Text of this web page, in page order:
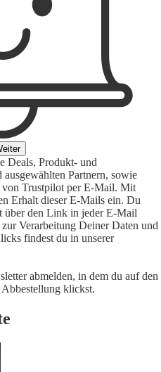
Deals, Produkt- und
Partnern, sowie
von Trustpilot per E-Mail. Mit
Erhalt dieser E-Mails ein. Du
über den Link in jeder E-Mail
Verarbeitung Deiner Daten und
findest du in unserer
abmelden, in dem du auf den
klickst.